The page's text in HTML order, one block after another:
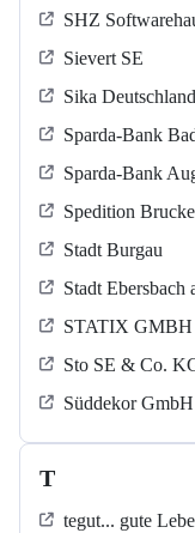
SHZ
Sievert SE
Sika
Sparda-Bank
Sparda-Bank
Spedition
Stadt Burgau
Stadt Ebersbach
STATIX GMBH
Sto SE & Co.
Süddekor GmbH
T
tegut... gute